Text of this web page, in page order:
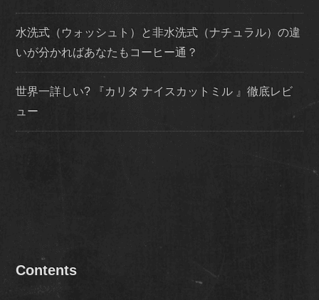
水洗式（ウォッシュト）と非水洗式（ナチュラル）の違
いが分かればあなたもコーヒー通？
世界一詳しい? 『カリタ ナイスカットミル 』徹底レビ
ュー
Contents